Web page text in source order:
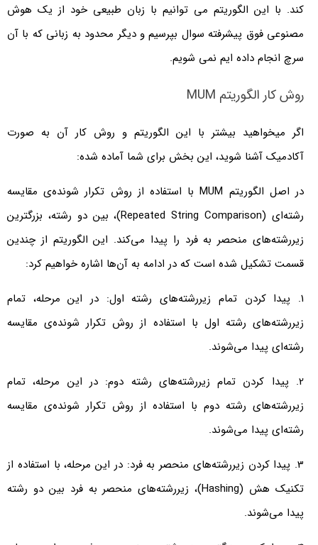
کند. با این الگوریتم می توانیم با زبان طبیعی خود از یک هوش
مصنوعی فوق پیشرفته سوال بپرسیم و دیگر محدود به زبانی که با آن
سرچ انجام داده ایم نمی شویم.
روش کار الگوریتم MUM
اگر میخواهید بیشتر با این الگوریتم و روش کار آن به صورت
آکادمیک آشنا شوید، این بخش برای شما آماده شده:
در اصل الگوریتم MUM با استفاده از روش تکرار شونده‌ی مقایسه
رشته‌ای (Repeated String Comparison)، بین دو رشته، بزرگترین
زیررشته‌های منحصر به فرد را پیدا می‌کند. این الگوریتم از چندین
قسمت تشکیل شده است که در ادامه به آن‌ها اشاره خواهیم کرد:
1. پیدا کردن تمام زیررشته‌های رشته اول: در این مرحله، تمام
زیررشته‌های رشته اول با استفاده از روش تکرار شونده‌ی مقایسه
رشته‌ای پیدا می‌شوند.
2. پیدا کردن تمام زیررشته‌های رشته دوم: در این مرحله، تمام
زیررشته‌های رشته دوم با استفاده از روش تکرار شونده‌ی مقایسه
رشته‌ای پیدا می‌شوند.
3. پیدا کردن زیررشته‌های منحصر به فرد: در این مرحله، با استفاده از
تکنیک هش (Hashing)، زیررشته‌های منحصر به فرد بین دو رشته
پیدا می‌شوند.